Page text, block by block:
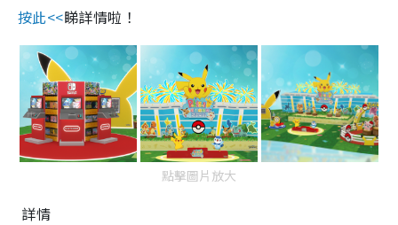
按此<<睇詳情啦！
點擊圖片放大
詳情